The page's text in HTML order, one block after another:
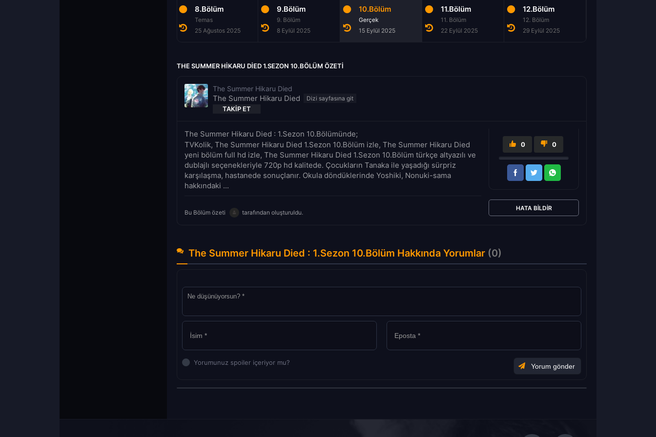
8.Bölüm
Temas
25 Ağustos 2025
9.Bölüm
9. Bölüm
8 Eylül 2025
10.Bölüm
Gerçek
15 Eylül 2025
11.Bölüm
11. Bölüm
22 Eylül 2025
12.Bölüm
12. Bölüm
29 Eylül 2025
THE SUMMER HIKARU DIED 1.SEZON 10.BÖLÜM ÖZETI
The Summer Hikaru Died
The Summer Hikaru Died
TAKIP ET
The Summer Hikaru Died : 1.Sezon 10.Bölümünde;
TVKolik, The Summer Hikaru Died 1.Sezon 10.Bölüm izle, The Summer Hikaru Died
yeni bölüm full hd izle, The Summer Hikaru Died 1.Sezon 10.Bölüm türkçe altyazılı ve
dublajlı seçenekleriyle 720p hd kalitede. Çocukların Tanaka ile yaşadığı sürpriz
karşılaşma, hastanede sonuçlanır. Okula döndüklerinde Yoshiki, Nonuki-sama
hakkındaki ...
Bu Bölüm özeti tarafından oluşturuldu.
0 0
HATA BILDIR
The Summer Hikaru Died : 1.Sezon 10.Bölüm Hakkında Yorumlar (0)
Yorumunuz spoiler içeriyor mu?